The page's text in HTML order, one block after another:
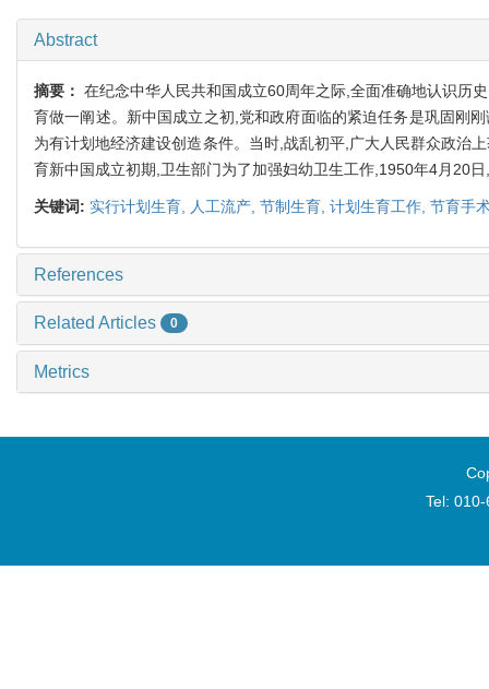
Abstract
摘要： 在纪念中华人民共和国成立60周年之际,全面准确地认识历
育做一阐述。新中国成立之初,党和政府面临的紧迫任务是巩固刚
为有计划地经济建设创造条件。当时,战乱初平,广大人民群众政治
育新中国成立初期,卫生部门为了加强妇幼卫生工作,1950年4月20
关键词: 实行计划生育, 人工流产, 节制生育, 计划生育工作, 节育手
References
Related Articles 0
Metrics
Tel: